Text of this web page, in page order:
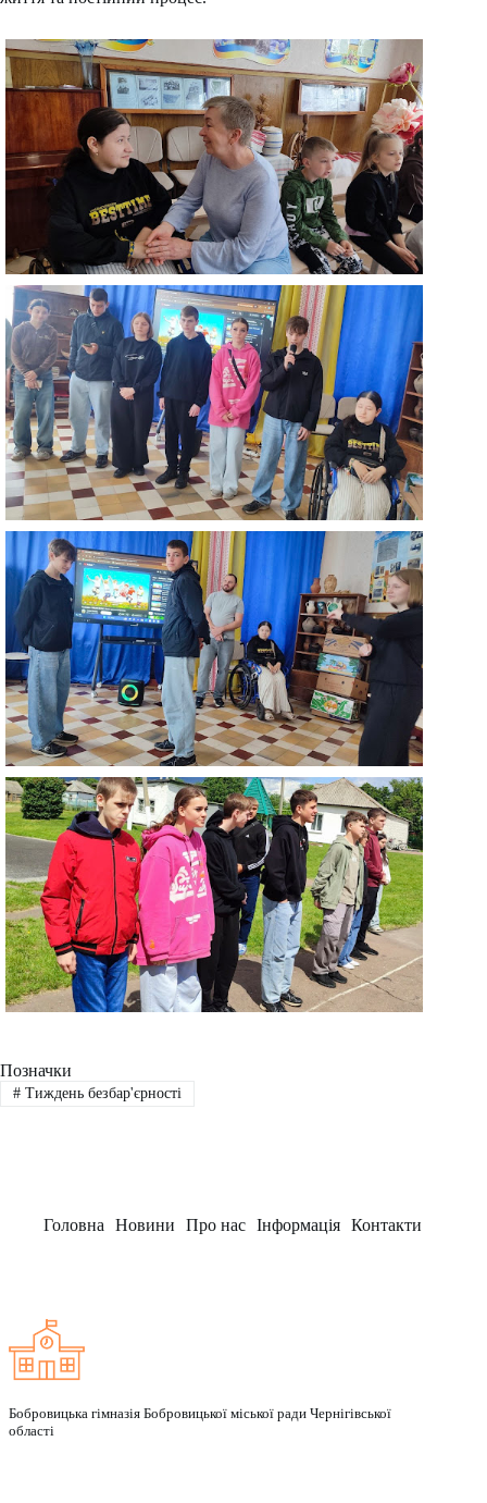
Позначки
#Тиждень безбар'єрності
Головна Новини Про нас Інформація Контакти
Бобровицька гімназія Бобровицької міської ради Чернігівської
області